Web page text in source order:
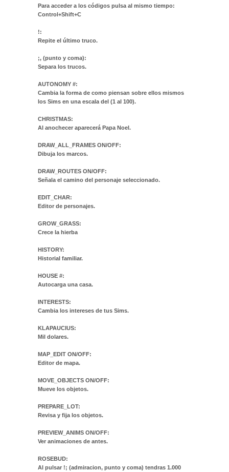
Para acceder a los códigos pulsa al mismo tiempo:
Control+Shift+C
!:
Repite el último truco.
;, (punto y coma):
Separa los trucos.
AUTONOMY #:
Cambia la forma de como piensan sobre ellos mismos
los Sims en una escala del (1 al 100).
CHRISTMAS:
Al anochecer aparecerá Papa Noel.
DRAW_ALL_FRAMES ON/OFF:
Dibuja los marcos.
DRAW_ROUTES ON/OFF:
Señala el camino del personaje seleccionado.
EDIT_CHAR:
Editor de personajes.
GROW_GRASS:
Crece la hierba
HISTORY:
Historial familiar.
HOUSE #:
Autocarga una casa.
INTERESTS:
Cambia los intereses de tus Sims.
KLAPAUCIUS:
Mil dolares.
MAP_EDIT ON/OFF:
Editor de mapa.
MOVE_OBJECTS ON/OFF:
Mueve los objetos.
PREPARE_LOT:
Revisa y fija los objetos.
PREVIEW_ANIMS ON/OFF:
Ver animaciones de antes.
ROSEBUD:
Al pulsar !; (admiracion, punto y coma) tendras 1.000